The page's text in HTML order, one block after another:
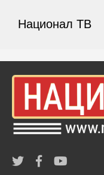
Национал ТВ